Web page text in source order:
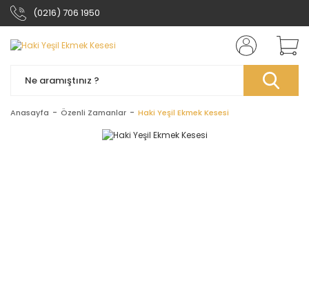
(0216) 706 1950
Anasayfa Özenli Zamanlar Haki Yeşil Ekmek Kesesi